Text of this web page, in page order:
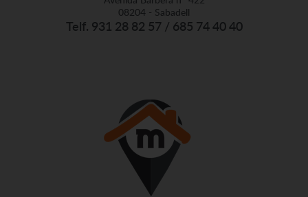
08204 - Sabadell
Telf. 931 28 82 57 / 685 74 40 40